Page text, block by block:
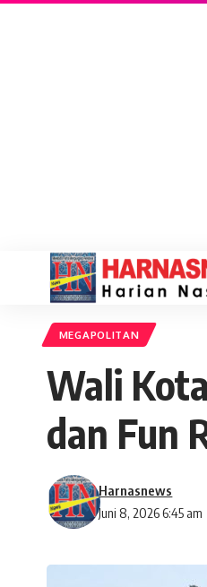
MEGAPOLITAN
Wali
dan Fun
Juni 8, 2026 6:45 am
Harnasnews